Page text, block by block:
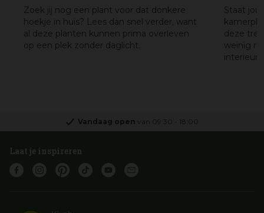
Zoek jij nog een plant voor dat donkere
hoekje in huis? Lees dan snel verder, want
al deze planten kunnen prima overleven
op een plek zonder daglicht.
Staat
deze
weinig
interieur
Vandaag open van 09:30 18:00
Laat je inspireren